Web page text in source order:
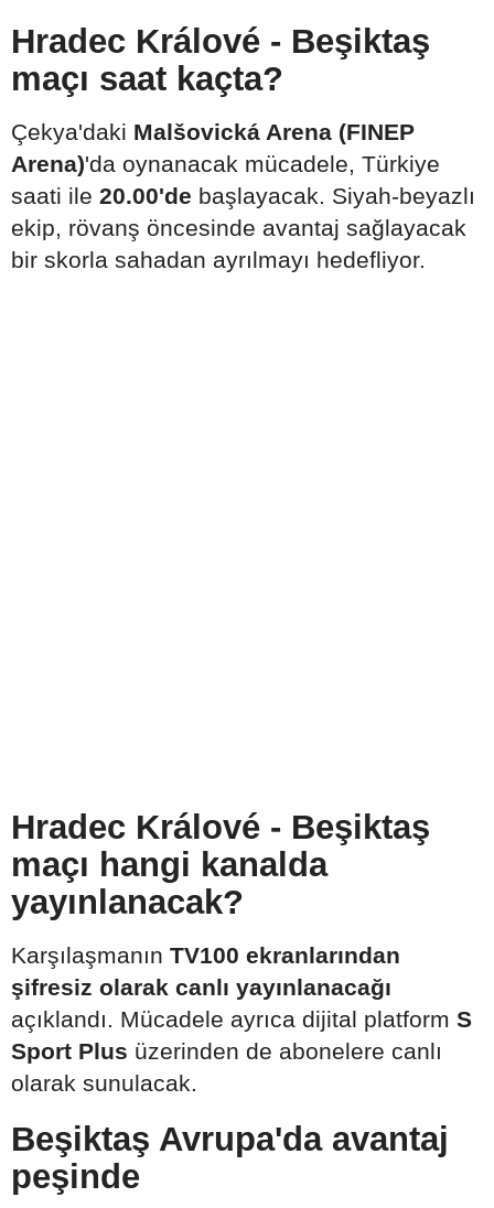
Hradec Králové - Beşiktaş
maçı saat kaçta?
Çekya'daki Malšovická Arena (FINEP
Arena)'da oynanacak mücadele, Türkiye
saati ile 20.00'de başlayacak. Siyah-beyazlı
ekip, rövanş öncesinde avantaj sağlayacak
bir skorla sahadan ayrılmayı hedefliyor.
Hradec Králové - Beşiktaş
maçı hangi kanalda
yayınlanacak?
Karşılaşmanın TV100 ekranlarından
şifresiz olarak canlı yayınlanacağı
açıklandı. Mücadele ayrıca dijital platform S
Sport Plus üzerinden de abonelere canlı
olarak sunulacak.
Beşiktaş Avrupa'da avantaj
peşinde